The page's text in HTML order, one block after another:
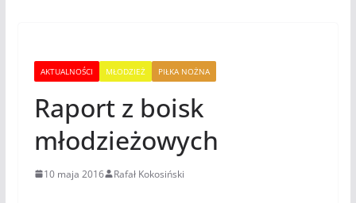
AKTUALNOŚCI MŁODZIEŻ PIŁKA NOŻNA
Raport z boisk
młodzieżowych
10 maja 2016 Rafał Kokosiński